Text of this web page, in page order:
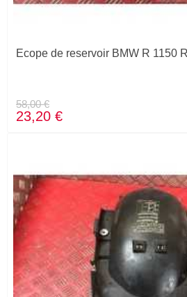
Ecope de reservoir BMW R 1150
58,00 €
23,20 €